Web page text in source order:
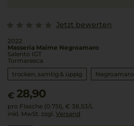
Jetzt bewerten
2022
Masseria Maime Negroamaro
Salento IGT
Tormaresca
trocken, samtig & üppig
Negroamaro
€ 28,90
pro Flasche (0.75l), € 38,53/L
inkl. MwSt. zzgl. Versand